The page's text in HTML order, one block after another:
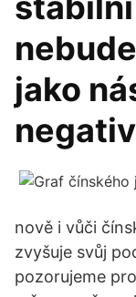
jako
nově i vůči
zvyšuje svůj
pozorujeme